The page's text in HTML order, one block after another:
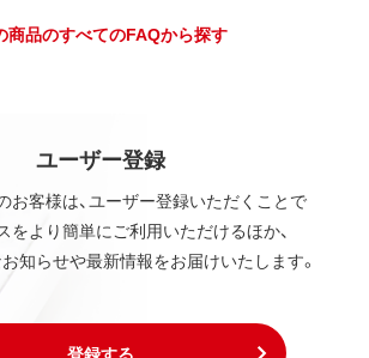
商品のすべてのFAQから探す
ユーザー登録
お客様は、ユーザー登録いただくことで
をより簡単にご利用いただけるほか、
知らせや最新情報をお届けいたします。
登録する